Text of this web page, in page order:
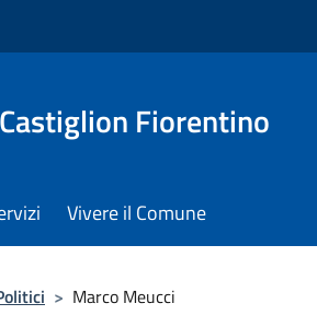
Fiorentino
Vivere il Comune
> Marco Meucci